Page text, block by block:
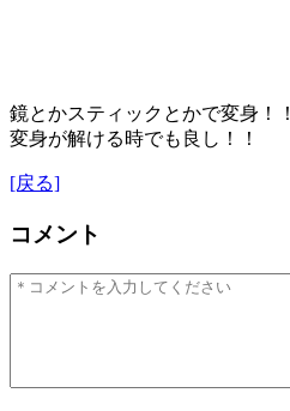
鏡とかスティックとかで変身！！
変身が解ける時でも良し！！
[戻る]
コメント